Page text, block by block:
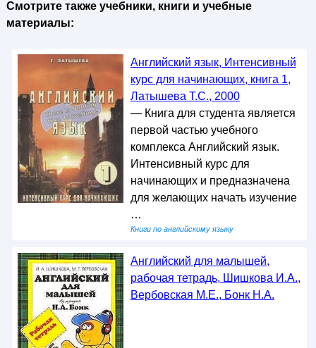
Смотрите также учебники, книги и учебные
материалы:
Английский язык, Интенсивный
курс для начинающих, книга 1,
Латышева Т.С., 2000
— Книга для студента является
первой частью учебного
комплекса Английский язык.
Интенсивный курс для
начинающих и предназначена
для желающих начать изучение
…
Книги по английскому языку
Английский для малышей,
рабочая тетрадь, Шишкова И.А.,
Вербовская М.Е., Бонк Н.А.